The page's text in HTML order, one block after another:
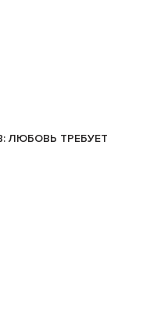
ЛЮБОВЬ ТРЕБУЕТ